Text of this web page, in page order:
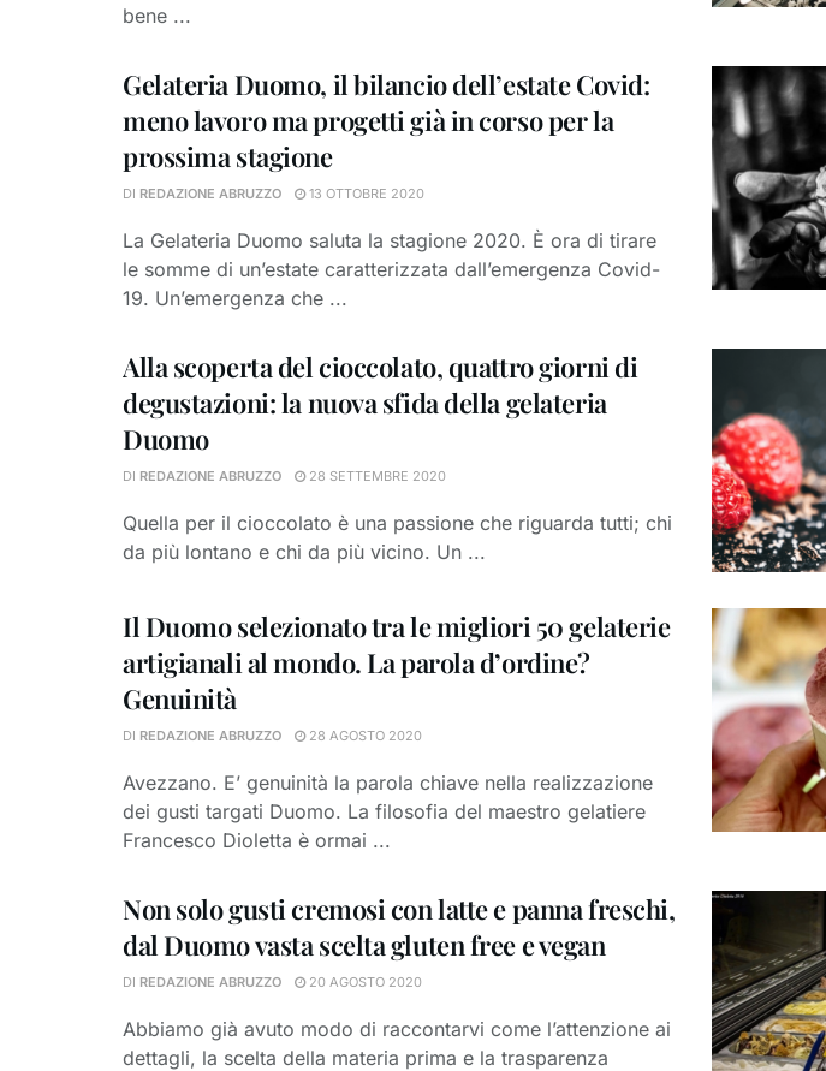
bene ...
Gelateria Duomo, il bilancio dell’estate Covid:
meno lavoro ma progetti già in corso per la
prossima stagione
DI REDAZIONE ABRUZZO 13 OTTOBRE 2020
La Gelateria Duomo saluta la stagione 2020. È ora di tirare
le somme di un’estate caratterizzata dall’emergenza Covid-
19. Un’emergenza che ...
Alla scoperta del cioccolato, quattro giorni di
degustazioni: la nuova sfida della gelateria
Duomo
DI REDAZIONE ABRUZZO 28 SETTEMBRE 2020
Quella per il cioccolato è una passione che riguarda tutti; chi
da più lontano e chi da più vicino. Un ...
Il Duomo selezionato tra le migliori 50 gelaterie
artigianali al mondo. La parola d’ordine?
Genuinità
DI REDAZIONE ABRUZZO 28 AGOSTO 2020
Avezzano. E’ genuinità la parola chiave nella realizzazione
dei gusti targati Duomo. La filosofia del maestro gelatiere
Francesco Dioletta è ormai ...
Non solo gusti cremosi con latte e panna freschi,
dal Duomo vasta scelta gluten free e vegan
DI REDAZIONE ABRUZZO 20 AGOSTO 2020
Abbiamo già avuto modo di raccontarvi come l’attenzione ai
dettagli, la scelta della materia prima e la trasparenza